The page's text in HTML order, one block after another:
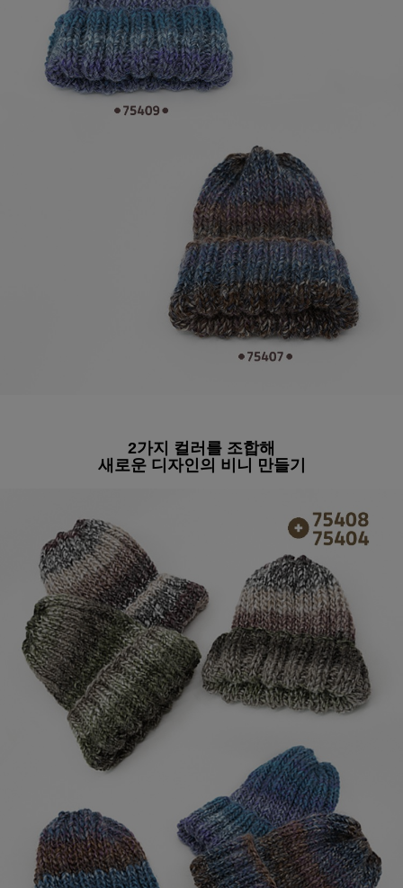
2가지 컬러를 조합해
새로운 디자인의 비니 만들기